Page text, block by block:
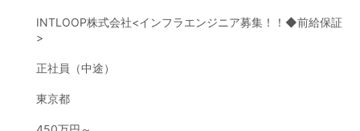
INTLOOP株式会社<インフラエンジニア募集！！◆前給保証
>
正社員（中途）
東京都